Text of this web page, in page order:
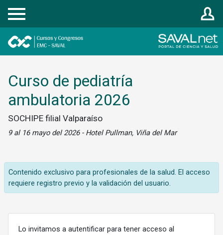
Registrarse
Curso de pediatría
ambulatoria 2026
SOCHIPE filial Valparaíso
9 al 16 mayo del 2026 - Hotel Pullman, Viña del Mar
Contenido exclusivo para profesionales de la salud. El acceso
requiere registro previo y la validación del usuario.
Lo invitamos a autentificar para tener acceso al